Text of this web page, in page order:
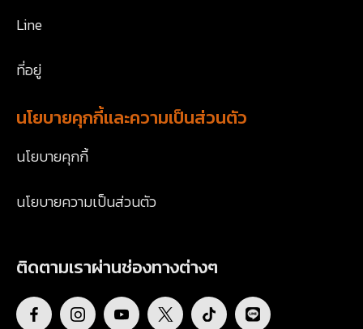
Line
ที่อยู่
นโยบายคุกกี้และความเป็นส่วนตัว
นโยบายคุกกี้
นโยบายความเป็นส่วนตัว
ติดตามเราผ่านช่องทางต่างๆ